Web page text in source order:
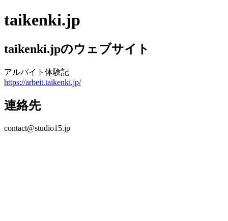
taikenki.jp
taikenki.jpのウェブサイト
アルバイト体験記
https://arbeit.taikenki.jp/
連絡先
contact@studio15.jp